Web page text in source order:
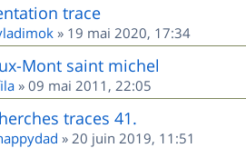
trace
» 19 mai 2020, 17:34
Mont saint michel
» 09 mai 2011, 22:05
traces 41.
» 20 juin 2019, 11:51